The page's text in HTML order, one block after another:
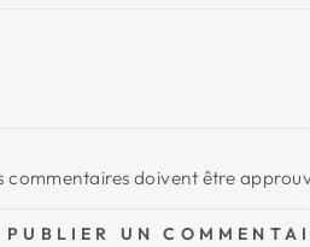
commentaires doivent être
PUBLIER UN